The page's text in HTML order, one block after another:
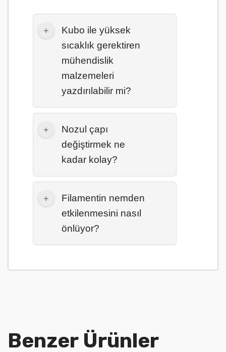
Kubo ile yüksek
sıcaklık gerektiren
mühendislik
malzemeleri
yazdırılabilir mi?
Nozul çapı
değiştirmek ne
kadar kolay?
Filamentin nemden
etkilenmesini nasıl
önlüyor?
Benzer Ürünler